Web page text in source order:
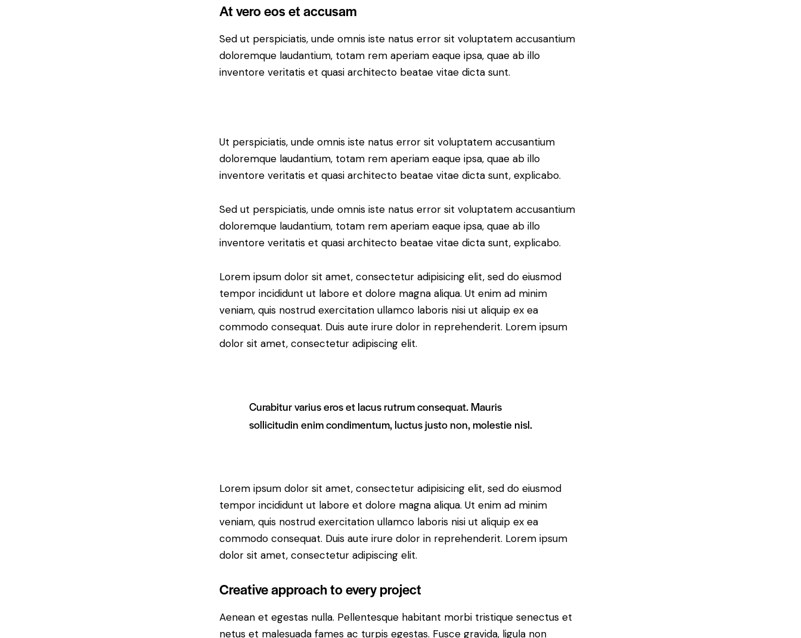
At vero eos et accusam
Sed ut perspiciatis, unde omnis iste natus error sit voluptatem accusantium
doloremque laudantium, totam rem aperiam eaque ipsa, quae ab illo
inventore veritatis et quasi architecto beatae vitae dicta sunt.
Ut perspiciatis, unde omnis iste natus error sit voluptatem accusantium
doloremque laudantium, totam rem aperiam eaque ipsa, quae ab illo
inventore veritatis et quasi architecto beatae vitae dicta sunt, explicabo.
Sed ut perspiciatis, unde omnis iste natus error sit voluptatem accusantium
doloremque laudantium, totam rem aperiam eaque ipsa, quae ab illo
inventore veritatis et quasi architecto beatae vitae dicta sunt, explicabo.
Lorem ipsum dolor sit amet, consectetur adipisicing elit, sed do eiusmod
tempor incididunt ut labore et dolore magna aliqua. Ut enim ad minim
veniam, quis nostrud exercitation ullamco laboris nisi ut aliquip ex ea
commodo consequat. Duis aute irure dolor in reprehenderit. Lorem ipsum
dolor sit amet, consectetur adipiscing elit.
Curabitur varius eros et lacus rutrum consequat. Mauris
sollicitudin enim condimentum, luctus justo non, molestie nisl.
Lorem ipsum dolor sit amet, consectetur adipisicing elit, sed do eiusmod
tempor incididunt ut labore et dolore magna aliqua. Ut enim ad minim
veniam, quis nostrud exercitation ullamco laboris nisi ut aliquip ex ea
commodo consequat. Duis aute irure dolor in reprehenderit. Lorem ipsum
dolor sit amet, consectetur adipiscing elit.
Creative approach to every project
Aenean et egestas nulla. Pellentesque habitant morbi tristique senectus et
netus et malesuada fames ac turpis egestas. Fusce gravida, ligula non